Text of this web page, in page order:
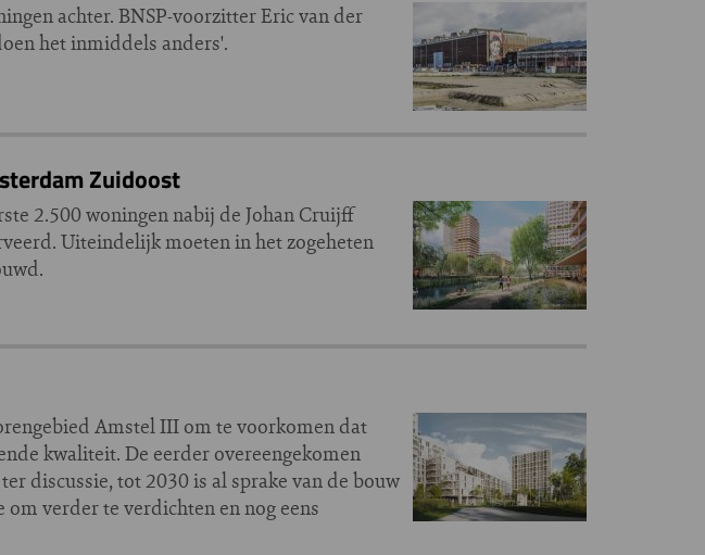
achter. BNSP-voorzitter Eric van der
het inmiddels anders'.
Zuidoost
2.500 woningen nabij de Johan Cruijff
Uiteindelijk moeten in het zogeheten
Amstel III om te voorkomen dat
kwaliteit. De eerder overeengekomen
discussie, tot 2030 is al sprake van de bouw
verder te verdichten en nog eens